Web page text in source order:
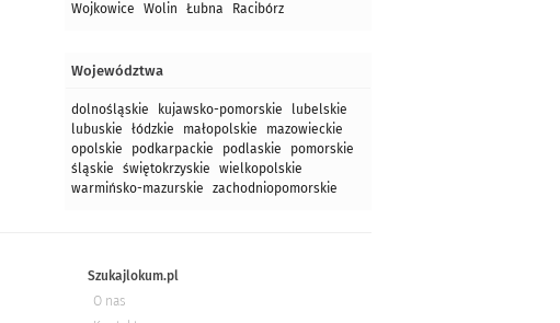
Wojkowice
Wolin Łubna Racibórz
Województwa
dolnośląskie kujawsko-pomorskie
lubelskie
lubuskie
łódzkie małopolskie
mazowieckie
opolskie
podkarpackie podlaskie
pomorskie
śląskie
świętokrzyskie
wielkopolskie
warmińsko-mazurskie
zachodniopomorskie
Szukajlokum.pl
O nas